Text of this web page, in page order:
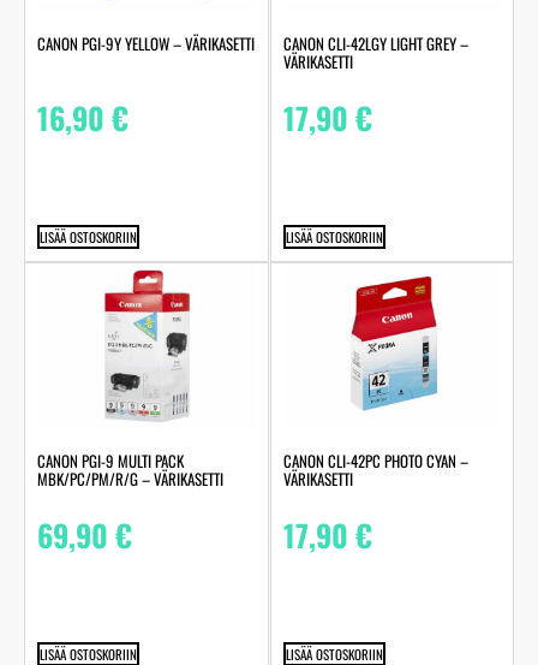
CANON PGI-9Y YELLOW – VÄRIKASETTI
16,90€
LISÄÄ OSTOSKORIIN
CANON CLI-42LGY LIGHT GREY –
VÄRIKASETTI
17,90€
LISÄÄ OSTOSKORIIN
CANON PGI-9 MULTI PACK
MBK/PC/PM/R/G – VÄRIKASETTI
69,90€
LISÄÄ OSTOSKORIIN
CANON CLI-42PC PHOTO CYAN –
VÄRIKASETTI
17,90€
LISÄÄ OSTOSKORIIN